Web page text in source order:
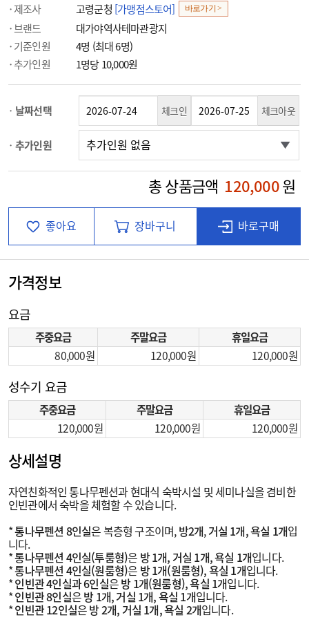
제조사 고령군청 [가맹점스토어] 바로가기 >
브랜드
대가야역사테마관광지
기준인원
4명 (최대 6명)
추가인원
1명당 10,000원
날짜선택 체크인 체크아웃
추가인원
총 상품금액 120,000원
좋아요 장바구니 바로구매
가격정보
요금
주중요금 주말요금
휴일요금
80,000
120,000 120,000
성수기 요금
주중요금 주말요금
휴일요금
120,000
120,000 120,000
상세설명
자연친화적인 통나무펜션과 현대식 숙박시설 및 세미나실을 겸비한
인빈관에서 숙박을 체험할 수 있습니다.
*통나무펜션 8인실은 복층형 구조이며,방2개,거실 1개, 욕실 1개입
니다.
*통나무펜션 4인실(투룸형)은 방 1개, 거실 1개, 욕실 1개입니다.
*통나무펜션 4인실(원룸형)은 방 1개(원룸형), 욕실 1개입니다.
*인빈관 4인실과 6인실은방 1개(원룸형), 욕실 1개입니다.
*인빈관 8인실은방 1개, 거실 1개, 욕실 1개입니다.
*인빈관 12인실은방 2개, 거실 1개, 욕실 2개입니다.